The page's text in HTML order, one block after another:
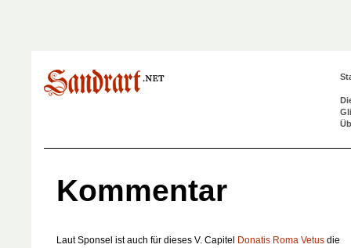
Kommentar
Laut Sponsel ist auch für dieses V. Capitel Donatis Roma Vetus die